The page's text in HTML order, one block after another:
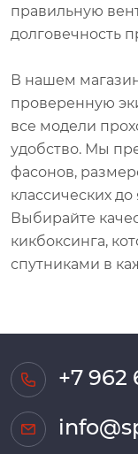
правильную
долговечность
В нашем
проверенную
все модели
удобство. Мы
фасонов,
классических
Выбирайте
кикбоксинга,
спутниками в
+7 962